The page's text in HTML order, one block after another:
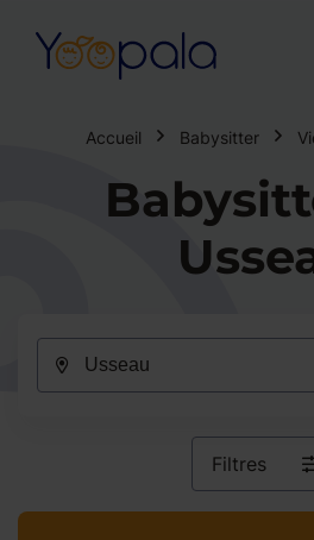
Accueil Babysitter
Filtres